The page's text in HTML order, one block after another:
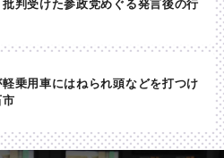
判受けた参政党めぐる発言後の行
乗用車にはねられ頭などを打つけ